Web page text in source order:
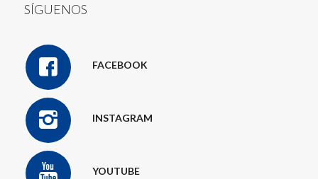
SÍGUENOS
FACEBOOK
INSTAGRAM
YOUTUBE